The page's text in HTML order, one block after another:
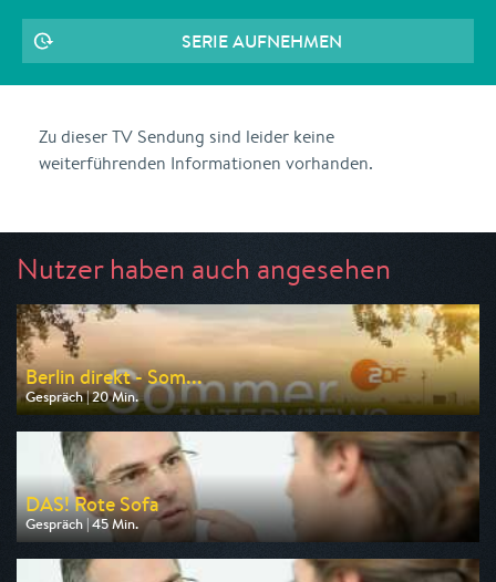
SERIE AUFNEHMEN
Zu dieser TV Sendung sind leider keine
weiterführenden Informationen vorhanden.
Nutzer haben auch angesehen
Berlin direkt - Som...
Gespräch | 20 Min.
Ausgestrahlt von ZDF
am 09.08.2026, 19:10
DAS! Rote Sofa
Gespräch | 45 Min.
Ausgestrahlt von NDR
am 08.08.2026, 18:45